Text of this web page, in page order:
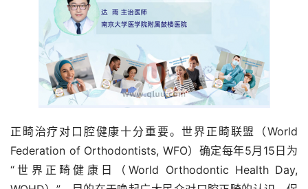
正畸治疗对口腔健康十分重要。世界正畸联盟（World
Federation of Orthodontists, WFO）确定每年5月15日为
“世界正畸健康日（World Orthodontic Health Day,